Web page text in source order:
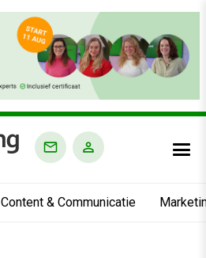
Content & Communicatie